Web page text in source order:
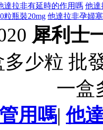
達拉非有延時的作用嗎 他達
粒瓶裝20mg 他達拉非孕婦
犀利士
少粒 批
一盒
用嗎|他